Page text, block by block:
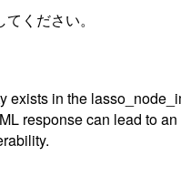
ください。
exists in the
response can lead to